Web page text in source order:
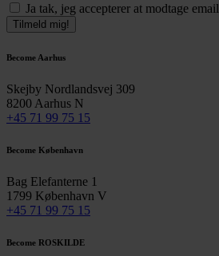
Ja tak, jeg accepterer at modtage
Tilmeld mig!
Become Aarhus
Skejby Nordlandsvej 309
8200 Aarhus N
+45 71 99 75 15
Become København
Bag Elefanterne 1
1799 København V
+45 71 99 75 15
Become ROSKILDE